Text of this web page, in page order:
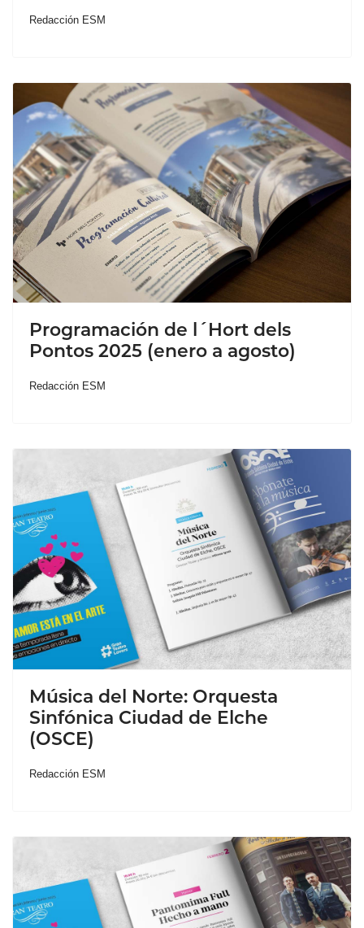
Redacción ESM
Programación de l´Hort dels
Pontos 2025 (enero a agosto)
Redacción ESM
Música del Norte: Orquesta
Sinfónica Ciudad de Elche
(OSCE)
Redacción ESM